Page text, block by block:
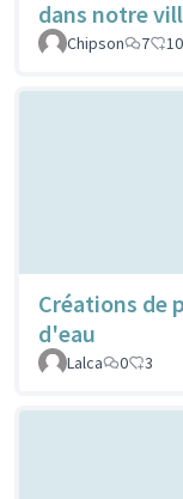
dans notre
Chipson
7 10
Créations de
d'eau
Lalca
0 3